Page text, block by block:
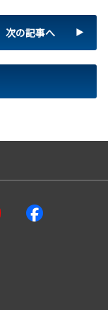
次の記事へ